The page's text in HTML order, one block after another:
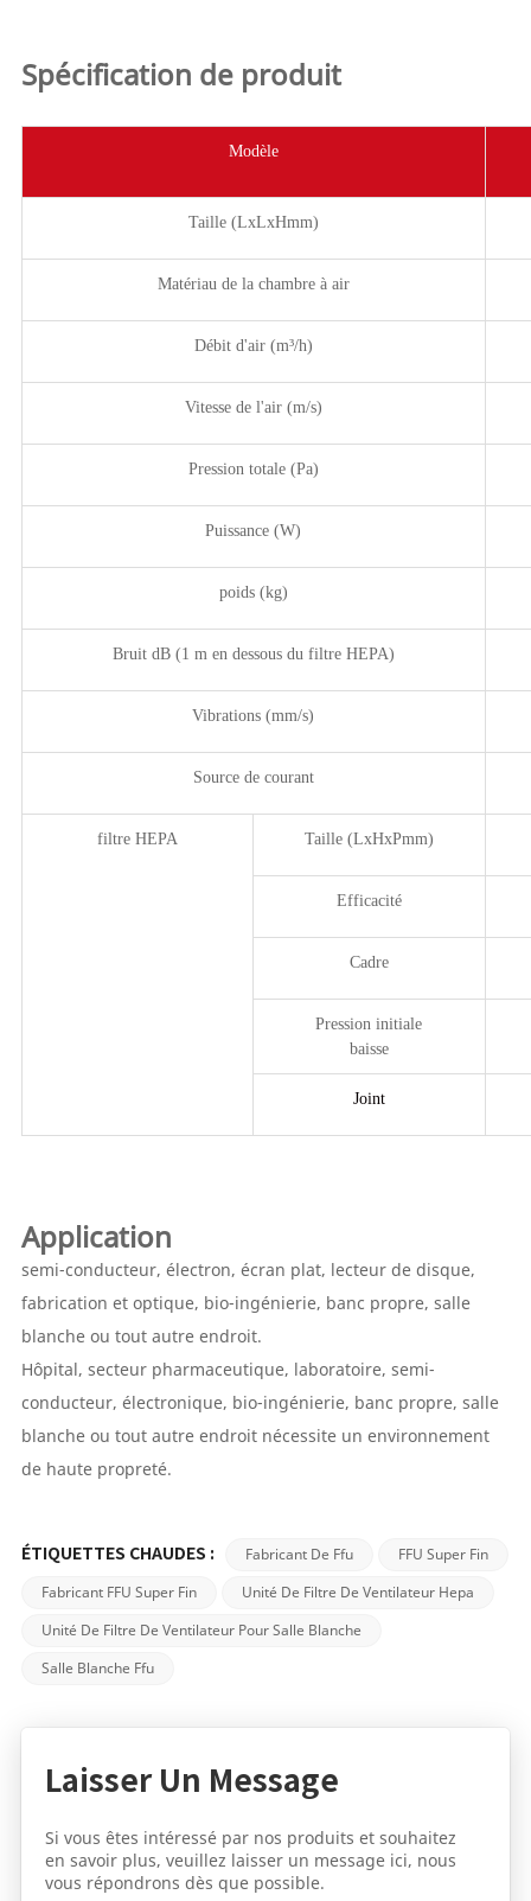
Spécification de produit
Modèle
Taille (LxLxHmm)
Matériau de la chambre à air
Débit d'air (m³/h)
Vitesse de l'air (m/s)
Pression totale (Pa)
Puissance (W)
poids (kg)
Bruit dB (1 m en dessous du filtre HEPA)
Vibrations (mm/s)
Source de courant
filtre HEPA Taille (LxHxPmm)
Efficacité
Cadre
Pression initiale
baisse
Joint
Application
semi-conducteur, électron, écran plat, lecteur de disque,
fabrication et optique, bio-ingénierie, banc propre, salle
blanche ou tout autre endroit.
Hôpital, secteur pharmaceutique, laboratoire, semi-
conducteur, électronique, bio-ingénierie, banc propre, salle
blanche ou tout autre endroit nécessite un environnement
de haute propreté.
ÉTIQUETTES CHAUDES : Fabricant De Ffu
FFU Super Fin
Fabricant FFU Super Fin
Unité De Filtre De Ventilateur Hepa
Unité De Filtre De Ventilateur Pour Salle Blanche
Salle Blanche Ffu
Laisser Un Message
Si vous êtes intéressé par nos produits et souhaitez
en savoir plus, veuillez laisser un message ici, nous
vous répondrons dès que possible.